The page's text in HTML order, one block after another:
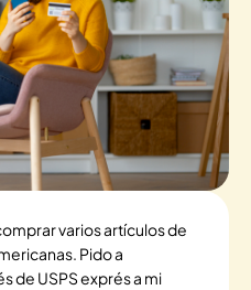
varios artículos de
Pido a
de USPS exprés a mi